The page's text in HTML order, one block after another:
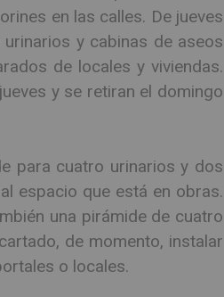
en las calles. De jueves
y cabinas de aseos
de locales y viviendas.
y se retiran el domingo
para cuatro urinarios y dos
espacio que está en obras.
una pirámide de cuatro
de momento, instalar
o locales.